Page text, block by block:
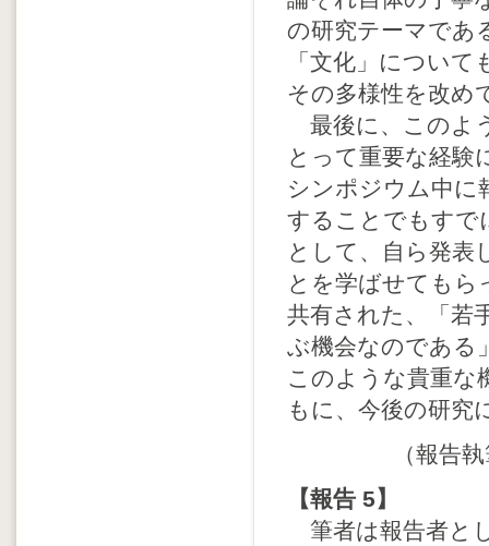
の研究テーマであ
「文化」につい
その多様性を改め
最後に、このよ
とって重要な経験
シンポジウム中に
することでもすで
として、自ら発表
とを学ばせてもら
共有された、「若
ぶ機会なのである
このような貴重な
もに、今後の研究
（報告
【報告 5】
筆者は報告者と